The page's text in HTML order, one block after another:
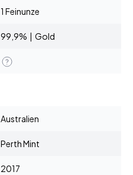
1 Feinunze
99,9% | Gold
Australien
Perth Mint
2017